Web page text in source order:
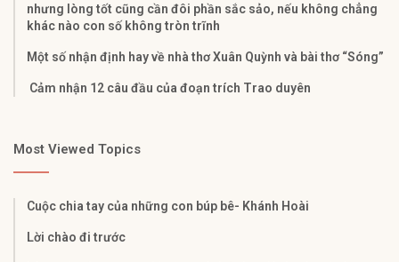
nhưng lòng tốt cũng cần đôi phần sắc sảo, nếu không chẳng
khác nào con số không tròn trĩnh
Một số nhận định hay về nhà thơ Xuân Quỳnh và bài thơ “Sóng”
Cảm nhận 12 câu đầu của đoạn trích Trao duyên
Most Viewed Topics
Cuộc chia tay của những con búp bê- Khánh Hoài
Lời chào đi trước